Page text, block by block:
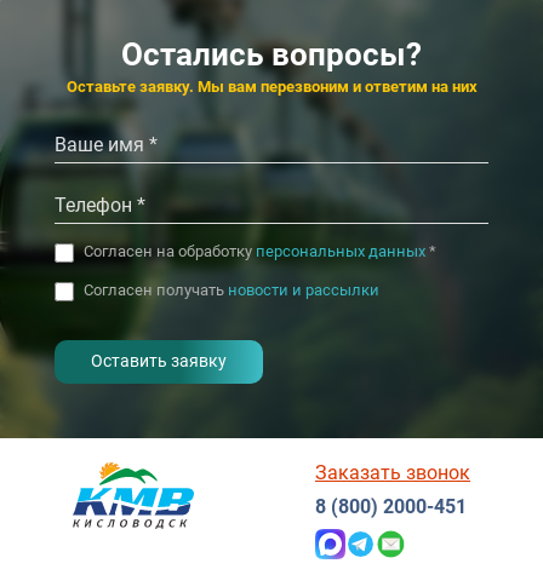
Щелкино
‹ ›
Остались вопросы?
Оставьте заявку. Мы вам перезвоним и ответим на них
Согласен на обработку персональных данных*
Согласен получать новости и рассылки
Заказать звонок
8 (800) 2000-451